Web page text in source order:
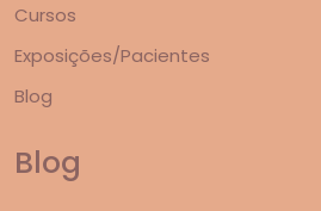
Cursos
Exposições/Pacientes
Blog
Blog